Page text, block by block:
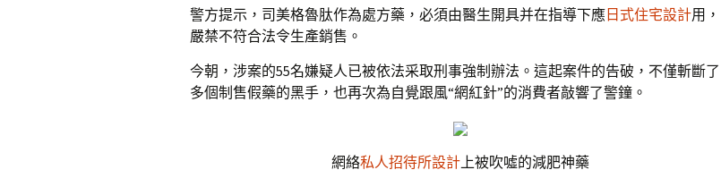
警方提示，司美格魯肽作為處方藥，必須由醫生開具并在指導下應 日式住宅設計用，
嚴禁不符合法令生產銷售。
今朝，涉案的55名嫌疑人已被依法采取刑事強制辦法。這起案件的告破，不僅斬斷了
多個制售假藥的黑手，也再次為自覺跟風“網紅針”的消費者敲響了警鐘。
網絡私人招待所設計上被吹噓的減肥神藥